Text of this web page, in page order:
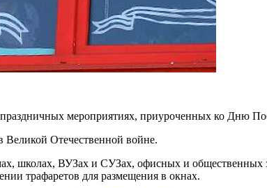
праздничных мероприятиях, приуроченных ко Дню
Великой Отечественной войне.
школах, ВУЗах и СУЗах, офисных и общественных
трафаретов для размещения в окнах.